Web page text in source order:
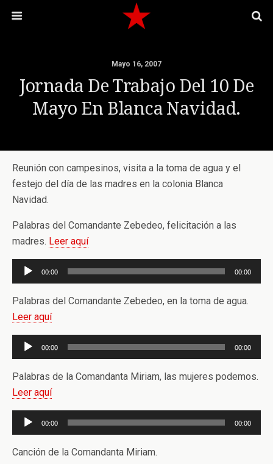
Mayo 16, 2007
Jornada De Trabajo Del 10 De
Mayo En Blanca Navidad.
Reunión con campesinos, visita a la toma de agua y el
festejo del día de las madres en la colonia Blanca
Navidad.
Palabras del Comandante Zebedeo, felicitación a las
madres. Leer aquí
Reproductor
de
audio
00:00 00:00
Palabras del Comandante Zebedeo, en la toma de agua.
Leer aquí
Reproductor
de
audio
00:00 00:00
Palabras de la Comandanta Miriam, las mujeres podemos.
Leer aquí
Reproductor
de
audio
00:00 00:00
Canción de la Comandanta Miriam.